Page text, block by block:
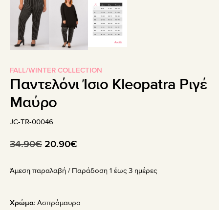
FALL/WINTER COLLECTION
Παντελόνι Ίσιο Kleopatra Ριγέ
Mαύρο
JC-TR-00046
34.90€ Original
was:
20.90€Η
τιμή
20.90€.
Άμεση παραλαβή / Παράδoση 1 έως 3 ημέρες
Χρώμα: Ασπρόμαυρο